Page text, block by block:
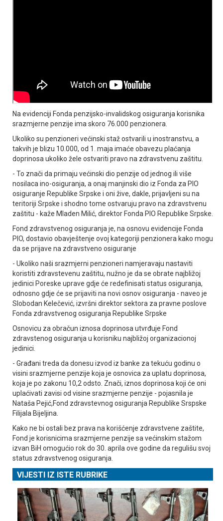
Na evidenciji Fonda penzijsko-invalidskog osiguranja korisnika
srazmjerne penzije ima skoro 76.000 penzionera.
Ukoliko su penzioneri većinski staž ostvarili u inostranstvu, a
takvih je blizu 10.000, od 1. maja imaće obavezu plaćanja
doprinosa ukoliko žele ostvariti pravo na zdravstvenu zaštitu.
- To znači da primaju većinski dio penzije od jednog ili više
nosilaca ino-osiguranja, a onaj manjinski dio iz Fonda za PIO
osiguranje Republike Srpske i oni žive, dakle, prijavljeni su na
teritoriji Srpske i shodno tome ostvaruju pravo na zdravstvenu
zaštitu - kaže Mladen Milić, direktor Fonda PIO Republike Srpske.
Fond zdravstvenog osiguranja je, na osnovu evidencije Fonda
PIO, dostavio obavještenje ovoj kategoriji penzionera kako mogu
da se prijave na zdravstveno osiguranje
- Ukoliko naši srazmjerni penzioneri namjeravaju nastaviti
koristiti zdravstevenu zaštitu, nužno je da se obrate najbližoj
jedinici Poreske uprave gdje će redefinisati status osiguranja,
odnosno gdje će se prijaviti na novi osnov osiguranja - naveo je
Slobodan Kelečević, izvršni direktor sektora za pravne poslove
Fonda zdravstvenog osiguranja Republike Srpske
Osnovicu za obračun iznosa doprinosa utvrđuje Fond
zdravstenog osiguranja u korisniku najbližoj organizacionoj
jedinici.
- Građani treda da donesu izvod iz banke za tekuću godinu o
visini srazmjerne penzije koja je osnovica za uplatu doprinosa,
koja je po zakonu 10,2 odsto. Znači, iznos doprinosa koji će oni
uplaćivati zavisi od visine srazmjerne penzije - pojasnila je
Nataša Pejić,Fond zdravstevnog osiguranja Republike Srspske
Filijala Bijeljina.
Kako ne bi ostali bez prava na korišćenje zdravstvene zaštite,
Fond je korisnicima srazmjerne penzije sa većinskim stažom
izvan BiH omogućio rok do 30. aprila ove godine da regulišu svoj
status zdravstvenog osiguranja.
VIJESTI IZ ISTE RUBRIKE